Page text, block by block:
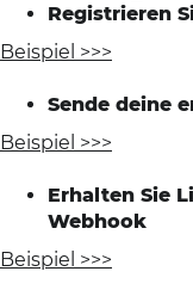
Registrieren
Beispiel >>>
Sende deine
Beispiel >>>
Erhalten Sie
Webhook
Beispiel >>>